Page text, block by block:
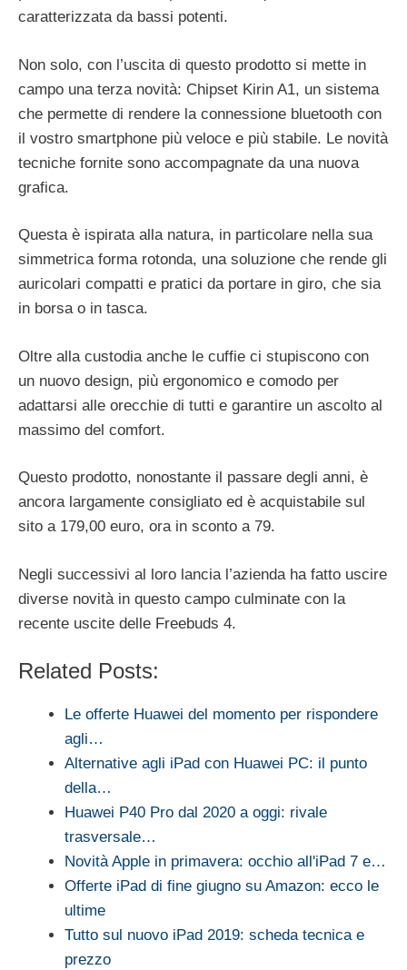
caratterizzata da bassi potenti.
Non solo, con l’uscita di questo prodotto si mette in
campo una terza novità: Chipset Kirin A1, un sistema
che permette di rendere la connessione bluetooth con
il vostro smartphone più veloce e più stabile. Le novità
tecniche fornite sono accompagnate da una nuova
grafica.
Questa è ispirata alla natura, in particolare nella sua
simmetrica forma rotonda, una soluzione che rende gli
auricolari compatti e pratici da portare in giro, che sia
in borsa o in tasca.
Oltre alla custodia anche le cuffie ci stupiscono con
un nuovo design, più ergonomico e comodo per
adattarsi alle orecchie di tutti e garantire un ascolto al
massimo del comfort.
Questo prodotto, nonostante il passare degli anni, è
ancora largamente consigliato ed è acquistabile sul
sito a 179,00 euro, ora in sconto a 79.
Negli successivi al loro lancia l’azienda ha fatto uscire
diverse novità in questo campo culminate con la
recente uscite delle Freebuds 4.
Related Posts:
Le offerte Huawei del momento per rispondere
agli…
Alternative agli iPad con Huawei PC: il punto
della…
Huawei P40 Pro dal 2020 a oggi: rivale
trasversale…
Novità Apple in primavera: occhio all'iPad 7 e…
Offerte iPad di fine giugno su Amazon: ecco le
ultime
Tutto sul nuovo iPad 2019: scheda tecnica e
prezzo